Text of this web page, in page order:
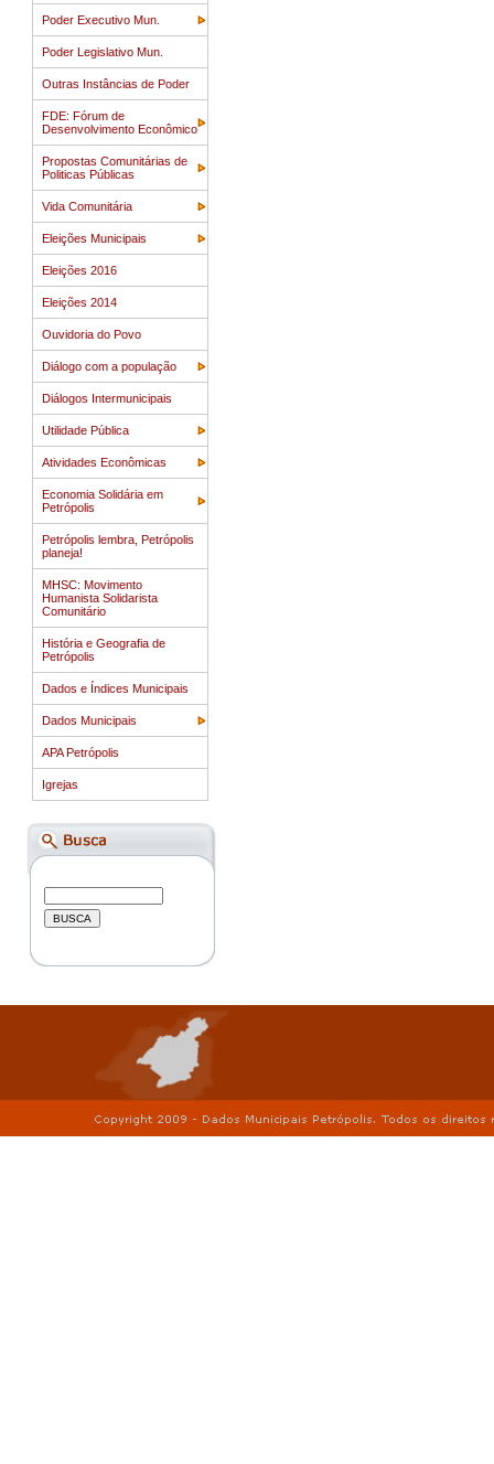
Poder Executivo Mun.
Poder Legislativo Mun.
Outras Instâncias de Poder
FDE: Fórum de
Desenvolvimento Econômico
Propostas Comunitárias de
Politicas Públicas
Vida Comunitária
Eleições Municipais
Eleições 2016
Eleições 2014
Ouvidoria do Povo
Diálogo com a população
Diálogos Intermunicipais
Utilidade Pública
Atividades Econômicas
Economia Solidária em
Petrópolis
Petrópolis lembra, Petrópolis
planeja!
MHSC: Movimento
Humanista Solidarista
Comunitário
História e Geografia de
Petrópolis
Dados e Índices Municipais
Dados Municipais
APA Petrópolis
Igrejas